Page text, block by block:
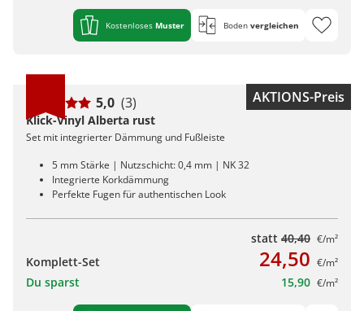
Kostenloses Muster Boden vergleichen
AKTIONS-Preis
5,0 (3)
Klick-Vinyl Alberta rust
Set mit integrierter Dämmung und Fußleiste
5 mm Stärke | Nutzschicht: 0,4 mm | NK 32
Integrierte Korkdämmung
Perfekte Fugen für authentischen Look
statt 40,40 €/m²
Komplett-Set 24,50 €/m²
Du sparst 15,90 €/m²